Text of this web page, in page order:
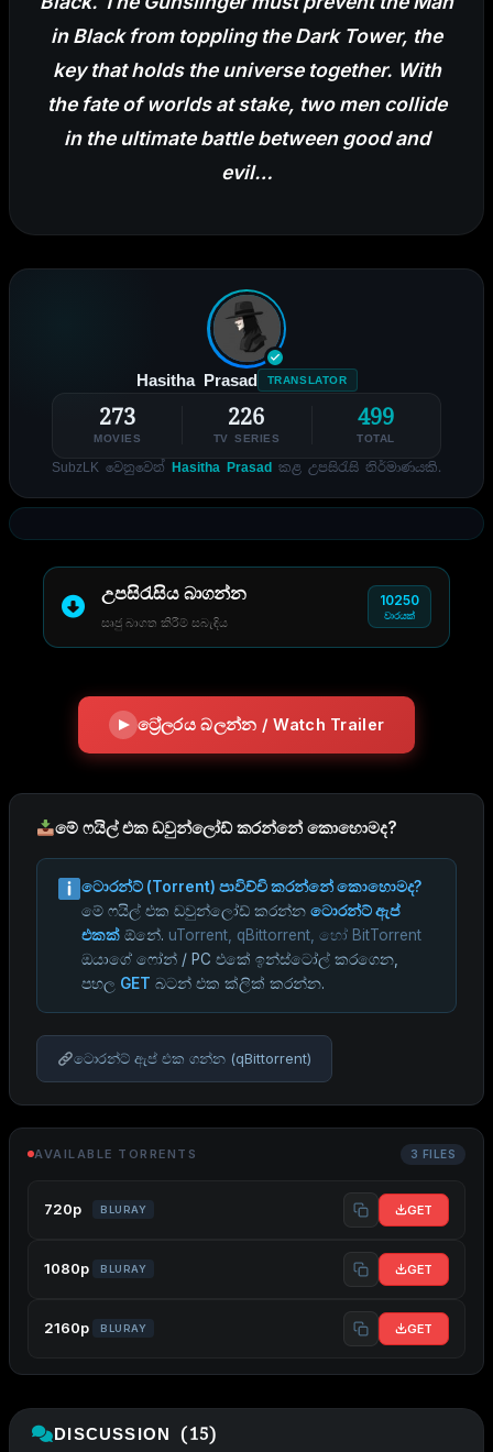
in Black from toppling the Dark Tower, the
key that holds the universe together. With
the fate of worlds at stake, two men collide
in the ultimate battle between good and
evil…
Hasitha Prasad TRANSLATOR
273
MOVIES
226
TV SERIES
499
TOTAL
SubzLK වෙනුවෙන් Hasitha Prasad කළ උපසිරැසි නිර්මාණයකි.
උපසිරැසිය බාගන්න
සෘජු බාගත කිරීම් සබැඳිය
10250
වාරයක්
ට්‍රේලරය බලන්න / Watch Trailer
මේ ෆයිල් එක ඩවුන්ලෝඩ් කරන්නේ කොහොමද?
ටොරන්ට් (Torrent) පාවිච්චි කරන්නේ කොහොමද?
මේ ෆයිල් එක ඩවුන්ලෝඩ් කරන්නටොරන්ට් ඇප්
එකක් ඕනේ. uTorrent, qBittorrent, හෝ BitTorrent
ඔයාගේ ෆෝන් / PC එකේ ඉන්ස්ටෝල් කරගෙන,
පහල GET බටන් එක ක්ලික් කරන්න.
ටොරන්ට් ඇප් එක ගන්න (qBittorrent)
AVAILABLE TORRENTS 3 FILES
720p BLURAY GET
1080p BLURAY GET
2160p BLURAY GET
DISCUSSION (15)